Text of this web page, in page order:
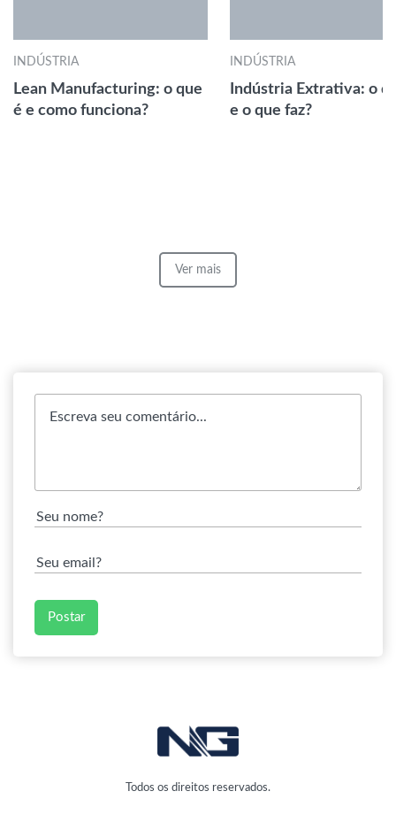
INDÚSTRIA
Lean Manufacturing: o que
é e como funciona?
INDÚSTRIA
Indústria Extrativa: o
e o que faz?
Ver mais
Todos os direitos reservados.